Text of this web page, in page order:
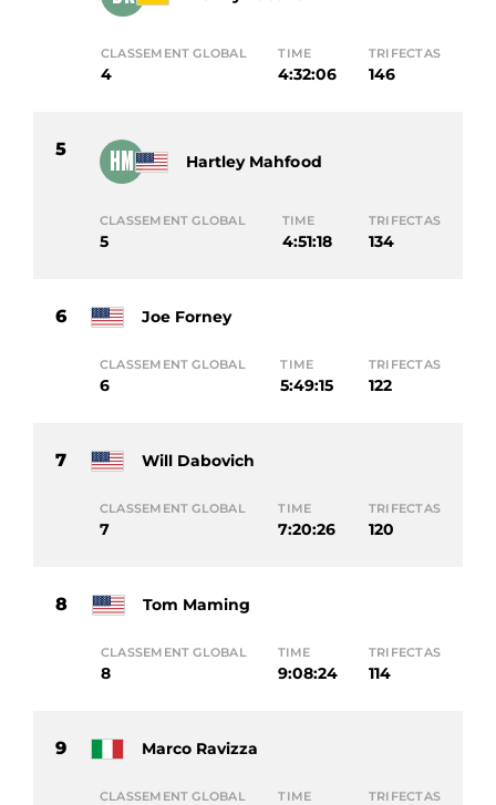
CLASSEMENT GLOBAL
4
TIME
4:32:06
TRIFECTAS
146
5 HM Hartley Mahfood
CLASSEMENT GLOBAL
5
TIME
4:51:18
TRIFECTAS
134
6 Joe Forney
CLASSEMENT GLOBAL
6
TIME
5:49:15
TRIFECTAS
122
7 Will Dabovich
CLASSEMENT GLOBAL
7
TIME
7:20:26
TRIFECTAS
120
8 Tom Maming
CLASSEMENT GLOBAL
8
TIME
9:08:24
TRIFECTAS
114
9 Marco Ravizza
CLASSEMENT GLOBAL TIME TRIFECTAS